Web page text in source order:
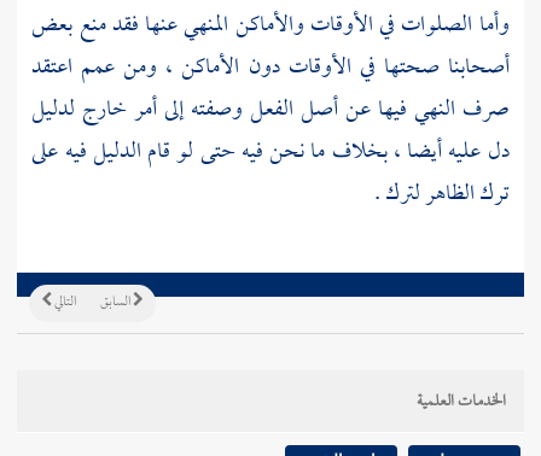
وأما الصلوات في الأوقات والأماكن المنهي عنها فقد منع بعض
أصحابنا صحتها في الأوقات دون الأماكن ، ومن عمم اعتقد
صرف النهي فيها عن أصل الفعل وصفته إلى أمر خارج لدليل
دل عليه أيضا ، بخلاف ما نحن فيه حتى لو قام الدليل فيه على
ترك الظاهر لترك .
التالي السابق
الخدمات العلمية